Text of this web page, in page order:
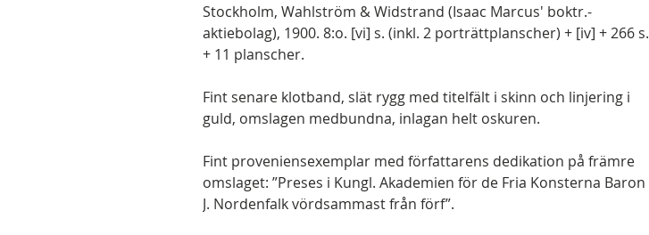
Stockholm, Wahlström & Widstrand (Isaac Marcus' boktr.-
aktiebolag), 1900. 8:o. [vi] s. (inkl. 2 porträttplanscher) + [iv] + 266 s.
+ 11 planscher.
Fint senare klotband, slät rygg med titelfält i skinn och linjering i
guld, omslagen medbundna, inlagan helt oskuren.
Fint proveniensexemplar med författarens dedikation på främre
omslaget: ”Preses i Kungl. Akademien för de Fria Konsterna Baron
J. Nordenfalk vördsammast från förf”.